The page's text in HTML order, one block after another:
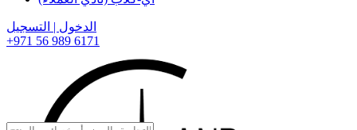
الدخول | التسجيل
+971 56 989 6171